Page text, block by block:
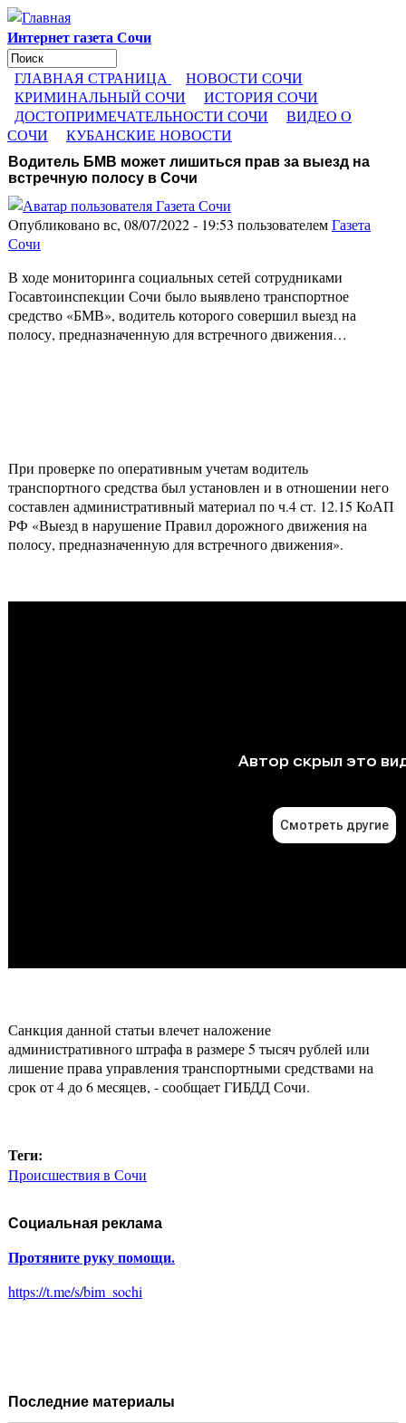
Перейти к основному содержанию
Интернет газета Сочи
Форма поиска
Поиск
ГЛАВНАЯ СТРАНИЦА
НОВОСТИ СОЧИ
КРИМИНАЛЬНЫЙ СОЧИ
ИСТОРИЯ СОЧИ
ДОСТОПРИМЕЧАТЕЛЬНОСТИ СОЧИ
ВИДЕО О
СОЧИ
КУБАНСКИЕ НОВОСТИ
Водитель БМВ может лишиться прав за выезд на
встречную полосу в Сочи
Опубликовано вс, 08/07/2022 - 19:53 пользователемГазета
Сочи
В ходе мониторинга социальных сетей сотрудниками
Госавтоинспекции Сочи было выявлено транспортное
средство «БМВ», водитель которого совершил выезд на
полосу, предназначенную для встречного движения…
При проверке по оперативным учетам водитель
транспортного средства был установлен и в отношении него
составлен административный материал по ч.4 ст. 12.15 КоАП
РФ «Выезд в нарушение Правил дорожного движения на
полосу, предназначенную для встречного движения».
Санкция данной статьи влечет наложение
административного штрафа в размере 5 тысяч рублей или
лишение права управления транспортными средствами на
срок от 4 до 6 месяцев, - сообщает ГИБДД Сочи.
Теги:
Происшествия в Сочи
Социальная реклама
Протяните руку помощи.
https://t.me/s/bim_sochi
Последние материалы